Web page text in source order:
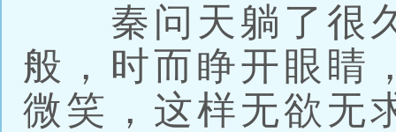
秦问天躺了很久
般，时而睁开眼睛
微笑，这样无欲无